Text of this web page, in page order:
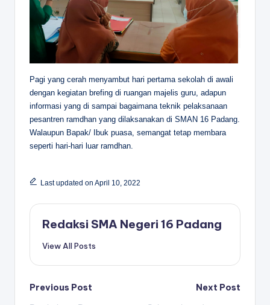
Pagi yang cerah menyambut hari pertama sekolah di awali
dengan kegiatan brefing di ruangan majelis guru, adapun
informasi yang di sampai bagaimana teknik pelaksanaan
pesantren ramdhan yang dilaksanakan di SMAN 16 Padang.
Walaupun Bapak/ Ibuk puasa, semangat tetap membara
seperti hari-hari luar ramdhan.
Last updated on April 10, 2022
Redaksi SMA Negeri 16 Padang
View All Posts
Post
Previous Post Next Post